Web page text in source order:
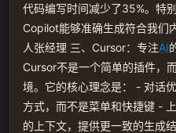
代码编写时间减少了35%。特
Copilot能够准确生成符合我
人张经理 三、Cursor：专注AI
Cursor不是一个简单的插件，
境。它的核心理念是： - 对话
方式，而不是菜单和快捷键 -
的上下文，提供更一致的生成